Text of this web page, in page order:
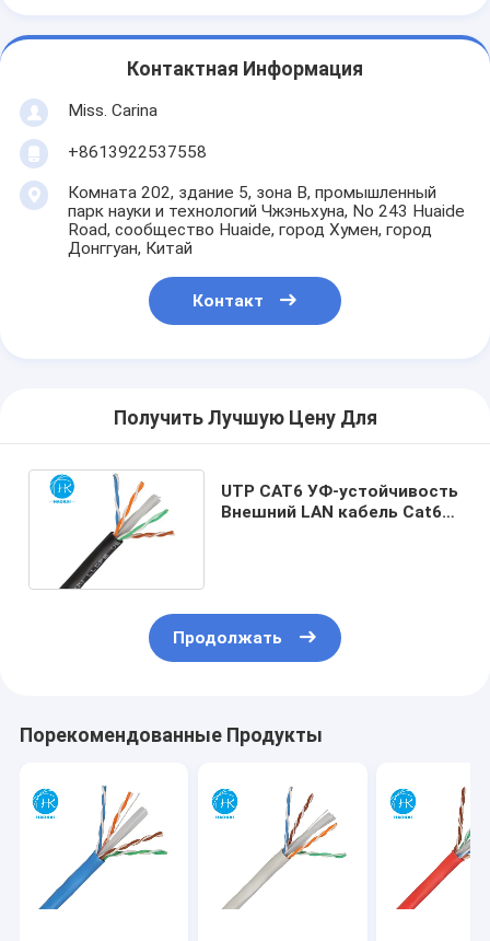
Контактная Информация
Miss. Carina
+8613922537558
Комната 202, здание 5, зона B, промышленный
парк науки и технологий Чжэньхуна, No 243 Huaide
Road, сообщество Huaide, город Хумен, город
Донггуан, Китай
Контакт
Получить Лучшую Цену Для
UTP CAT6 УФ-устойчивость
Внешний LAN кабель Cat6
Продолжать
Порекомендованные Продукты